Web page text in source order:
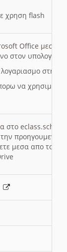
χρηση flash
Office μεσω
στον
λογαριασμο στη
να
στο eclass.sch.gr
την
μεσα απο το